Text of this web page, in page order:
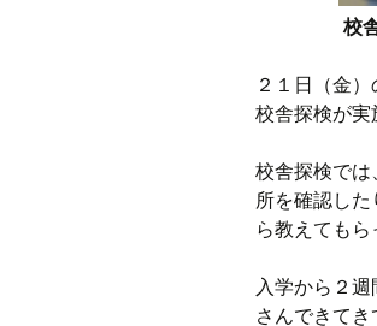
校
２１日（金
校舎探検が実
校舎探検で
所を確認し
ら教えてもら
入学から２
さんできて